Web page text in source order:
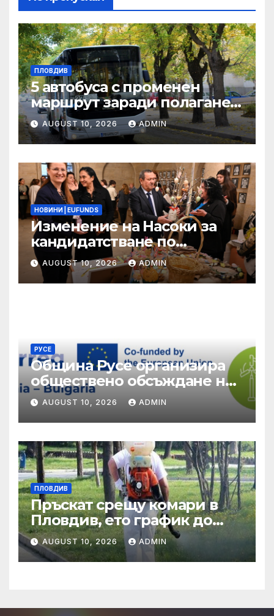
ПЛОВДИВ
5 автобуса с променен
маршрут заради полагане
на топлопровод в район
„Западен“
AUGUST 10, 2026 ADMIN
НОВИНИ | EUFUNDS
Изменение на Насоки за
кандидатстване по
процедура на директно
предоставяне на БФП по
ФУМИ BG65AMPR001-4.003
AUGUST 10, 2026 ADMIN
РУСЕ
Община Русе организира
обществено обсъждане на
качеството на
екосистемните услуги
AUGUST 10, 2026 ADMIN
ПЛОВДИВ
Пръскат срещу комари в
Пловдив, ето график до
края на август
AUGUST 10, 2026 ADMIN